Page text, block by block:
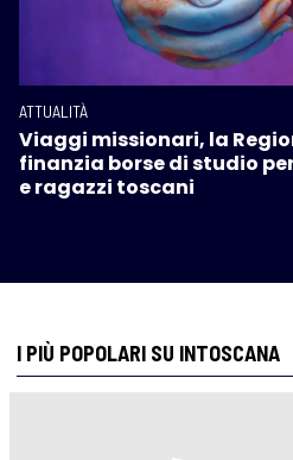
ATTUALITÀ
Viaggi missionari, la
finanzia borse di studio
e ragazzi toscani
I PIÙ POPOLARI SU INTOSCANA